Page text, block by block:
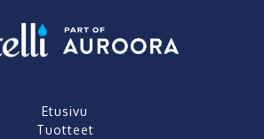
Etusivu
Tuotteet